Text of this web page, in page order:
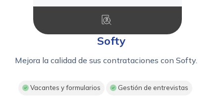
Softy
Mejora la calidad de sus contrataciones con Softy.
Vacantes y formularios Gestión de entrevistas